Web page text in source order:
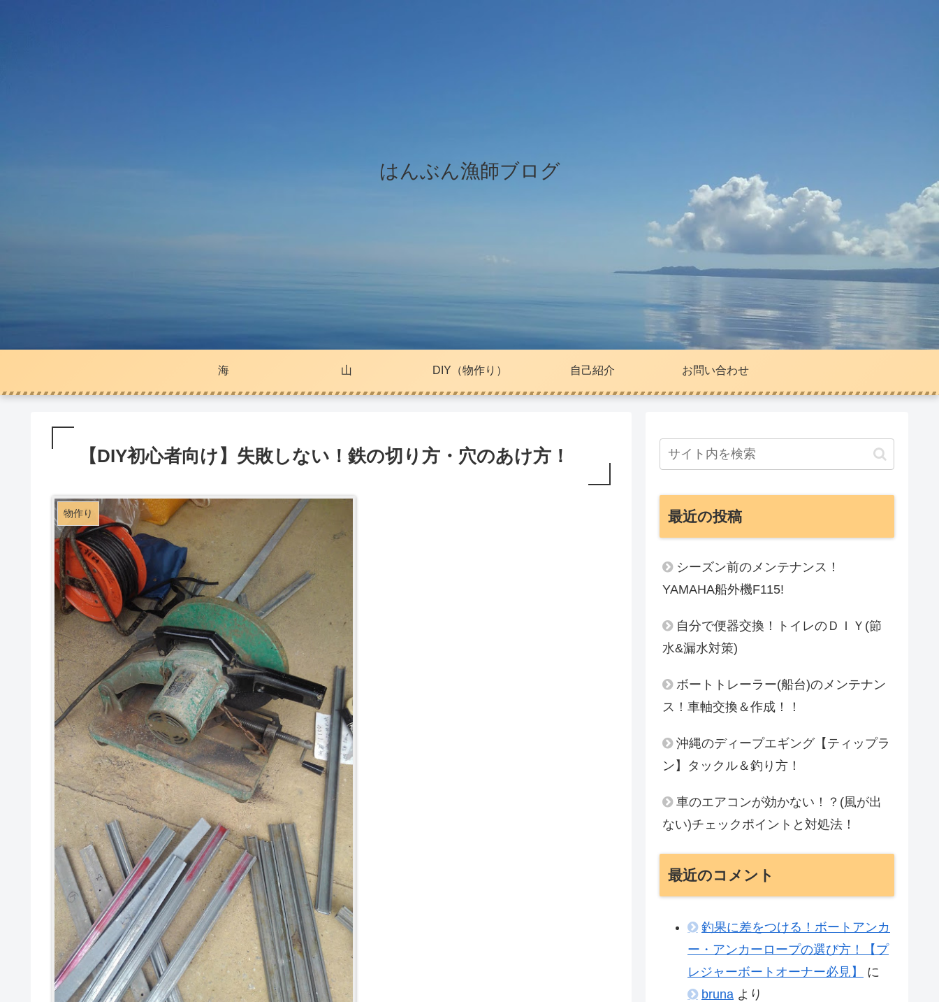
はんぶん漁師ブログ
海 山 DIY（物作り） 自己紹介 お問い合わせ
【DIY初心者向け】失敗しない！鉄の切り方・穴のあけ方！
物作り 最近の投稿
シーズン前のメンテナンス！
YAMAHA船外機F115!
自分で便器交換！トイレのＤＩＹ(節
水&漏水対策)
ボートトレーラー(船台)のメンテナン
ス！車軸交換＆作成！！
沖縄のディープエギング【ティップラ
ン】タックル＆釣り方！
車のエアコンが効かない！？(風が出
ない)チェックポイントと対処法！
最近のコメント
釣果に差をつける！ボートアンカ
ー・アンカーロープの選び方！【プ
レジャーボートオーナー必見】
に
bruna より